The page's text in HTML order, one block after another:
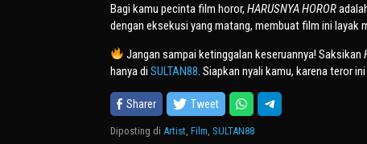
Bagi kamu pecinta film horor, HARUSNYA HOROR
dengan eksekusi yang matang, membuat film ini
Jangan sampai ketinggalan keseruannya! Saksikan
hanya di SULTAN88. Siapkan nyali kamu, karena teror
Sharer Tweet
Diposting di Artist, Film, SULTAN88